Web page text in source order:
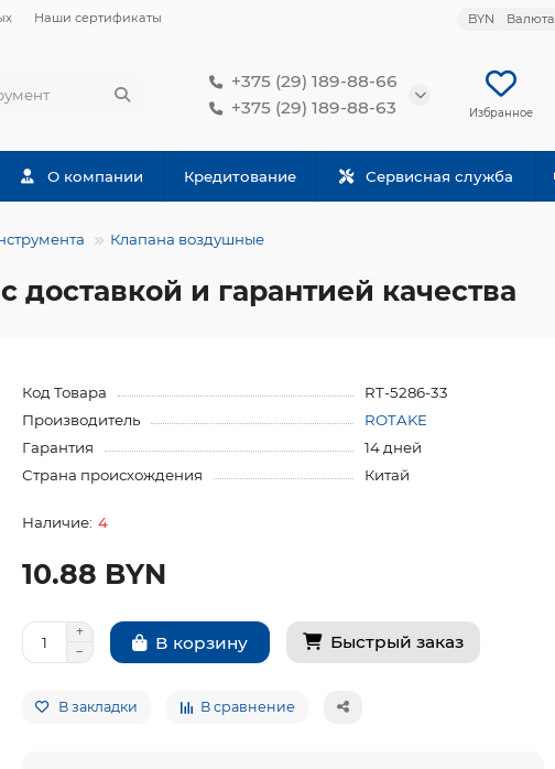
Наши сертификаты BYN Валюта
+375 (29) 189-88-66
+375 (29) 189-88-63
Избранное
О компании Кредитование Сервисная служба
Клапана воздушные
и гарантией качества
Код Товара
RT-5286-33
Производитель
ROTAKE
Гарантия
14 дней
Страна происхождения
Китай
4
10.88 BYN
В корзину Быстрый заказ
В закладки В сравнение